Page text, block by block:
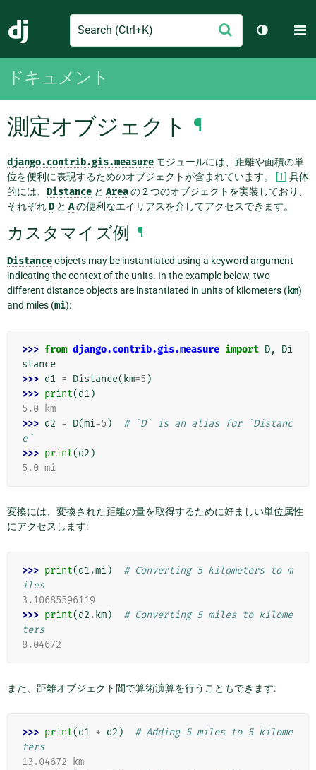
Django
Search
信
テーマを
ドキュメント
測定オブジェクト ¶
django.contrib.gis.measure モジュールには、距離や面積の単
位を便利に表現するためのオブジェクトが含まれています。 [1] 具体
的には、 Distance と Areaの 2 つのオブジェクトを実装しており、
それぞれD と Aの便利なエイリアスを介してアクセスできます。
カスタマイズ例 ¶
Distanceobjects may be instantiated using a keyword argument
indicating the context of the units. In the example below, two
different distance objects are instantiated in units of kilometers (km)
and miles (mi):
>>> from django.contrib.gis.measure import D,
Di
stance
>>> d1 = Distance( km=5 )
>>> print(d1)
5.0 km
>>> d2 = D(mi=5 )
# `D` is an alias for `Distanc
e`
>>> print(d2 )
5.0 mi
変換には、変換された距離の量を取得するために好ましい単位属性
にアクセスします:
>>> print(d1.mi)
# Converting 5 kilometers to m
iles
3.10685596119
>>> print(d2 . km)
# Converting 5 miles to kilome
ters
8.04672
また、距離オブジェクト間で算術演算を行うこともできます:
>>> print(d1 + d2 )
# Adding 5 miles to 5 kilome
ters
13.04672 km